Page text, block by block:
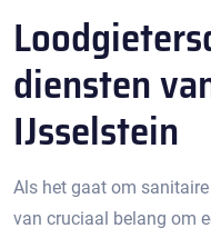
diensten
IJsselstein
Als het gaat om
van cruciaal belang om